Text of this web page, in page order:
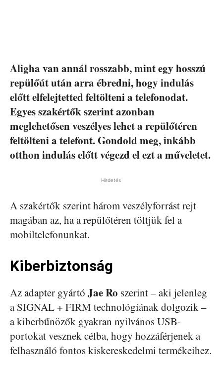
Aligha van annál rosszabb, mint egy hosszú
repülőút után arra ébredni, hogy indulás
előtt elfelejtetted feltölteni a telefonodat.
Egyes szakértők szerint azonban
meglehetősen veszélyes lehet a repülőtéren
feltölteni a telefont. Gondold meg, inkább
otthon indulás előtt végezd el ezt a műveletet.
Hirdetés
A szakértők szerint három veszélyforrást rejt
magában az, ha a repülőtéren töltjük fel a
mobiltelefonunkat.
Kiberbiztonság
Az adapter gyártó Jae Ro szerint – aki jelenleg
a SIGNAL + FIRM technológiának dolgozik –
a kiberbűnözők gyakran nyilvános USB-
portokat vesznek célba, hogy hozzáférjenek a
felhasználó fontos kiskereskedelmi termékeihez.